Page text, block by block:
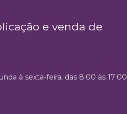
e venda de
à sexta-feira, das 8:00 às 17:00